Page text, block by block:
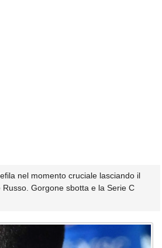
nel momento cruciale lasciando il
Gorgone sbotta e la Serie C